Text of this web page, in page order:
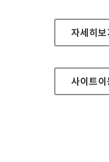
국립정신
자세히보
사이트이